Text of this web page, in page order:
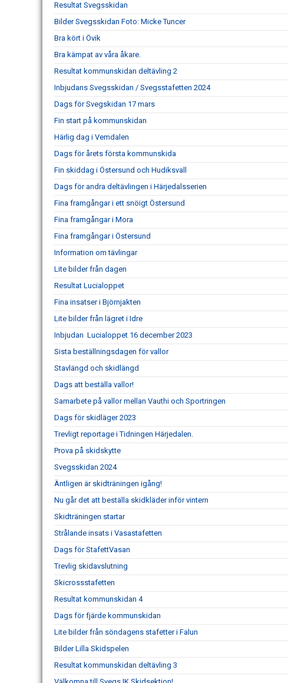
Resultat Svegsskidan
Bilder Svegsskidan Foto: Micke Tuncer
Bra kört i Övik
Bra kämpat av våra åkare.
Resultat kommunskidan deltävling 2
Inbjudans Svegsskidan / Svegsstafetten 2024
Dags för Svegskidan 17 mars
Fin start på kommunskidan
Härlig dag i Vemdalen
Dags för årets första kommunskida
Fin skiddag i Östersund och Hudiksvall
Dags för andra deltävlingen i Härjedalsserien
Fina framgångar i ett snöigt Östersund
Fina framgångar i Mora
Fina framgångar i Östersund
Information om tävlingar
Lite bilder från dagen
Resultat Lucialoppet
Fina insatser i Björnjakten
Lite bilder från lägret i Idre
Inbjudan Lucialoppet 16 december 2023
Sista beställningsdagen för vallor
Stavlängd och skidlängd
Dags att beställa vallor!
Samarbete på vallor mellan Vauthi och Sportringen
Dags för skidläger 2023
Trevligt reportage i Tidningen Härjedalen.
Prova på skidskytte
Svegsskidan 2024
Äntligen är skidträningen igång!
Nu går det att beställa skidkläder inför vintern
Skidträningen startar
Strålande insats i Vasastafetten
Dags för StafettVasan
Trevlig skidavslutning
Skicrossstafetten
Resultat kommunskidan 4
Dags för fjärde kommunskidan
Lite bilder från söndagens stafetter i Falun
Bilder Lilla Skidspelen
Resultat kommunskidan deltävling 3